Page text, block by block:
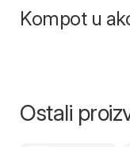
Kompot u
Ostali